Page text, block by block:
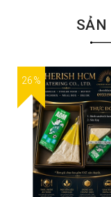
SẢN
26%